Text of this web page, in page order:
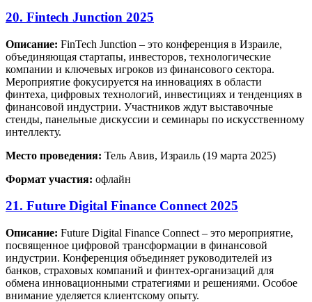
20. Fintech Junction 2025
Описание: FinTech Junction – это конференция в Израиле,
объединяющая стартапы, инвесторов, технологические
компании и ключевых игроков из финансового сектора.
Мероприятие фокусируется на инновациях в области
финтеха, цифровых технологий, инвестициях и тенденциях в
финансовой индустрии. Участников ждут выставочные
стенды, панельные дискуссии и семинары по искусственному
интеллекту.
Место проведения: Тель Авив, Израиль (19 марта 2025)
Формат участия: офлайн
21. Future Digital Finance Connect 2025
Описание: Future Digital Finance Connect – это мероприятие,
посвященное цифровой трансформации в финансовой
индустрии. Конференция объединяет руководителей из
банков, страховых компаний и финтех-организаций для
обмена инновационными стратегиями и решениями. Особое
внимание уделяется клиентскому опыту.